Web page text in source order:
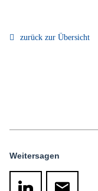
zurück zur Übersicht
Weitersagen